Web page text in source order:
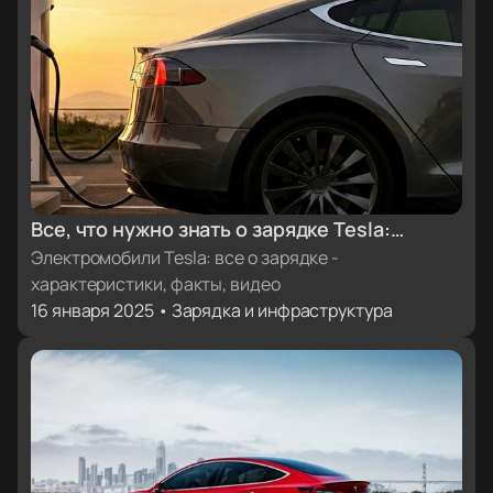
Все, что нужно знать о зарядке Tesla:
характеристики, факты, видеоинструкции
Электромобили Tesla: все о зарядке -
характеристики, факты, видео
16 января 2025 • Зарядка и инфраструктура